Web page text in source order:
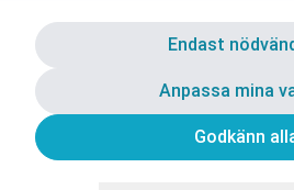
Endast
Anpassa mina
Godkänn